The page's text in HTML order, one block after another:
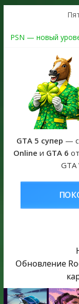
PSN — новый
The Kortz Center
Регистрация в
как
Получайте
Fine Art Collector
GTA 6
Auto VI
GTA 5 супер —
Online и GTA 6 от
GTA
Обновление